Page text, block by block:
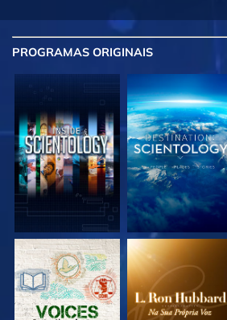
PROGRAMAS ORIGINAIS
EXPLORE A SÉRIE EXPLORE A SÉRIE